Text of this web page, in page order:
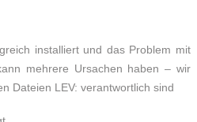
installiert und das Problem mit
mehrere Ursachen haben – wir
Dateien LEV: verantwortlich sind